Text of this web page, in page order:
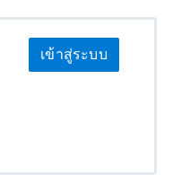
เข้าสู่ระบบ